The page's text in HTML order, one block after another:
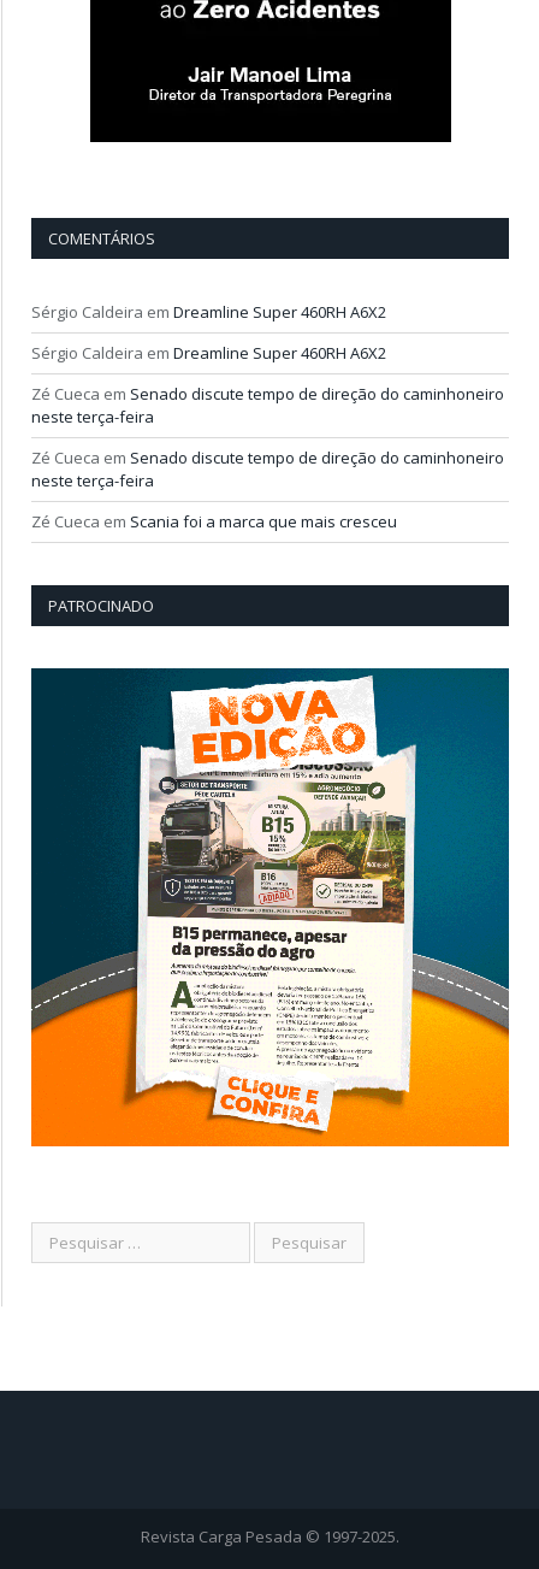
COMENTÁRIOS
Sérgio Caldeira em Dreamline Super 460RH A6X2
Sérgio Caldeira em Dreamline Super 460RH A6X2
Zé Cueca em Senado discute tempo de direção do caminhoneiro
neste terça-feira
Zé Cueca em Senado discute tempo de direção do caminhoneiro
neste terça-feira
Zé Cueca em Scania foi a marca que mais cresceu
PATROCINADO
Revista Carga Pesada © 1997-2025.